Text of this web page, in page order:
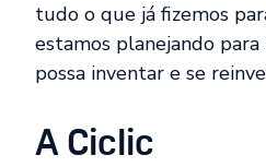
tudo o que já fizemos
estamos planejando
possa inventar e se
A Ciclic